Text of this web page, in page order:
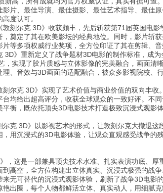
片、最佳导演、最佳摄影、最佳艺术指导、最佳
度认可。
刻尔克 3D》收获颇丰，先后斩获第71届英国电
奠定了其在欧美影坛的经典地位。同时，影片斩
等多项权威行业奖项，全方位印证了其在剪辑、
3D》重新定义了战争题材3D电影的制作标准，成
，实现了胶片质感与立体影像的完美融合，画面
理、音效与3D画面的适配融合，被众多影视院校
尔克 3D》实现了艺术价值与商业价值的双向丰
台均给出超高评分，收获全球观众的一致好评。不
平衡，既依托顶尖3D电影技术打造极致沉浸式观
克 3D》以影视艺术的形式，让敦刻尔克大撤退
，用沉浸式的3D电影体验，让观众直观感受战争
，这是一部兼具顶尖技术水准、扎实表演功底、
高空，全方位构建出立体真实、沉浸式极强的战
无可替代的沉浸式观影体验，刷新了战争3D电
艳出圈，每个人物都鲜活立体、真实动人，用细腻